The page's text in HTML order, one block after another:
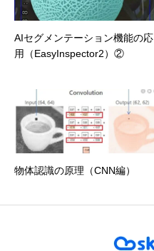
AIセグメンテーション機能の応
用（EasyInspector2）②
物体認識の原理（CNN編）